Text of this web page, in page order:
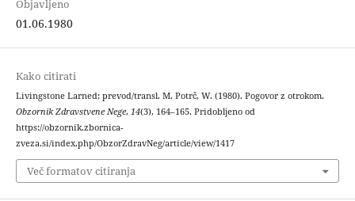
Objavljeno
01.06.1980
Kako citirati
Livingstone Larned; prevod/transl. M. Potrč, W. (1980). Pogovor z otrokom.
Obzornik Zdravstvene Nege, 14(3), 164–165. Pridobljeno od
https://obzornik.zbornica-
zveza.si/index.php/ObzorZdravNeg/article/view/1417
Več formatov citiranja